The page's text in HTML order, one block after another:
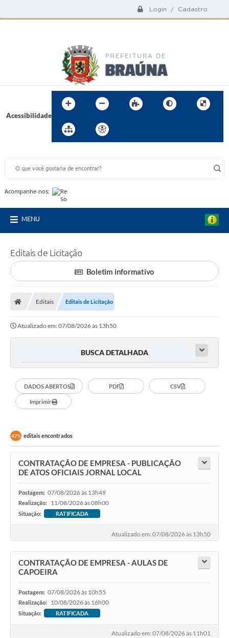
Login / Cadastro
Acessibilidade
Acompanhe-nos:
MENU
Editais de Licitação
Boletim informativo
Editais Editais de Licitação
Atualizado em: 07/08/2026 às 13h50
BUSCA DETALHADA
DADOS ABERTOS PDF CSV
Imprimir
475 editais encontrados
CONTRATAÇÃO DE EMPRESA - PUBLICAÇÃO
DE ATOS OFICIAIS JORNAL LOCAL
Postagem: 07/08/2026 às 13h49
Realização: 11/08/2026 às 08h00
Situação: RATIFICADA
Atualizado em: 07/08/2026 às 13h50
CONTRATAÇÃO DE EMPRESA - AULAS DE
CAPOEIRA
Postagem: 07/08/2026 às 10h55
Realização: 10/08/2026 às 16h00
Situação: RATIFICADA
Atualizado em: 07/08/2026 às 11h01